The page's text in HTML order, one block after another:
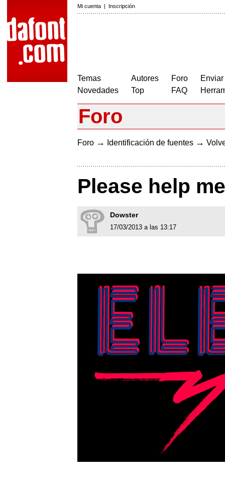
Mi cuenta | Inscripción
Temas
Novedades
Autores
Top
Foro
FAQ
Foro
Foro → Identificación de fuentes →
Please help
Dowster
17/03/2013 a las 13:17